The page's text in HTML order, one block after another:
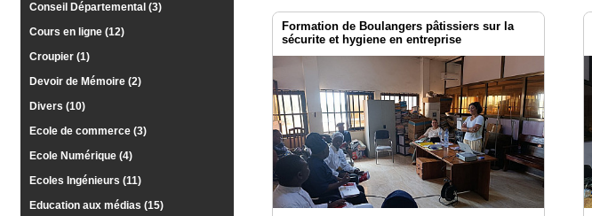
Accès
éditeur
Conseil Départemental (3)
Cours en ligne (12)
Croupier (1)
Devoir de Mémoire (2)
Divers (10)
Ecole de commerce (3)
Ecole Numérique (4)
Ecoles Ingénieurs (11)
Education aux médias (15)
Formation de Boulangers pâtissiers sur la
sécurite et hygiene en entreprise